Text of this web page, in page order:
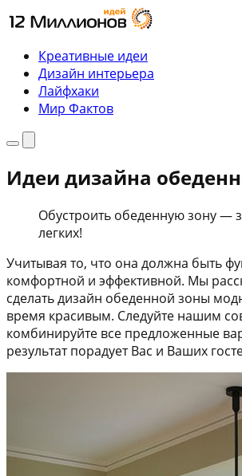
Перейти
к
содержимому
Креативные идеи
Дизайн интерьера
Лайфхаки
Мир Фактов
МенюПоиск
Идеи дизайна
Обустроить обеденную зону —
легких!
Учитывая то, что она должна быть
комфортной и эффективной. Мы
сделать дизайн обеденной зоны
время красивым. Следуйте нашим
комбинируйте все предложенные
результат порадует Вас и Ваших